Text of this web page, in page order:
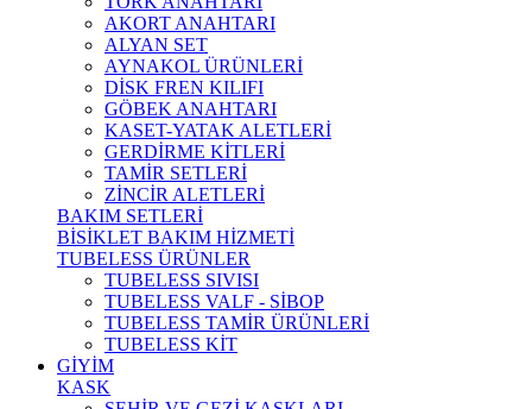
AKORT ANAHTARI
ALYAN SET
AYNAKOL ÜRÜNLERİ
DİSK FREN KILIFI
GÖBEK ANAHTARI
KASET-YATAK ALETLERİ
GERDİRME KİTLERİ
TAMİR SETLERİ
ZİNCİR ALETLERİ
BAKIM SETLERİ
BİSİKLET BAKIM HİZMETİ
TUBELESS ÜRÜNLER
TUBELESS SIVISI
TUBELESS VALF - SİBOP
TUBELESS TAMİR ÜRÜNLERİ
TUBELESS KİT
GİYİM
KASK